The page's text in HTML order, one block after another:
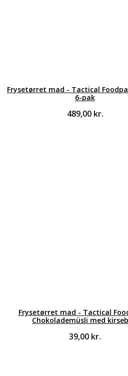
Frysetørret mad - Tactical
6-pak
489,00 kr.
Frysetørret mad - Tactical
Chokolademüsli med
39,00 kr.